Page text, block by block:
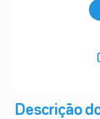
Descrição